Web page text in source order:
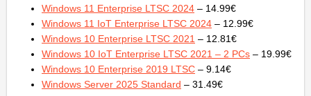
Windows 11 Enterprise LTSC 2024 – 14.99€
Windows 11 IoT Enterprise LTSC 2024 – 12.99€
Windows 10 Enterprise LTSC 2021 – 12.81€
Windows 10 IoT Enterprise LTSC 2021 – 2 PCs – 19.99€
Windows 10 Enterprise 2019 LTSC – 9.14€
Windows Server 2025 Standard – 31.49€